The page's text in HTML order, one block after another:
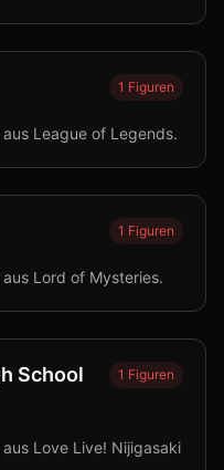
1 Figuren
League of Legends.
1 Figuren
Lord of Mysteries.
School
1 Figuren
Love Live! Nijigasaki